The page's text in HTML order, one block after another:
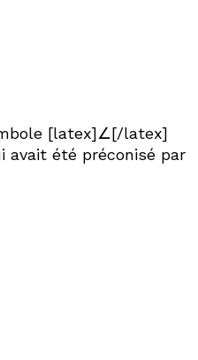
[latex]∠[/latex]
avait été préconisé par